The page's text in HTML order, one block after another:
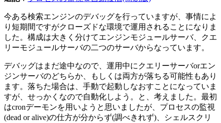
今ある検索エンジンのデバッグを行っていますが、事情によ
り短期間ですがクローズドな環境で運用されることになりま
した。構成は大きく分けてエンジンモジュールサーバ、クエ
リーモジュールサーバの二つのサーバからなっています。
デバッグはまだ途中なので、運用中にクエリーサーバorエン
ジンサーバのどちらか、もしくは両方が落ちる可能性もあり
ます。落ちた場合は、手動で起動しなおすことになっていま
すが、せっかくなので自動化しよう。と、考えました。最初
はcronデーモンを用いようと思いましたが、プロセスの監視
(dead or alive)の仕方が分からず(調べきれず)、シェルスクリ